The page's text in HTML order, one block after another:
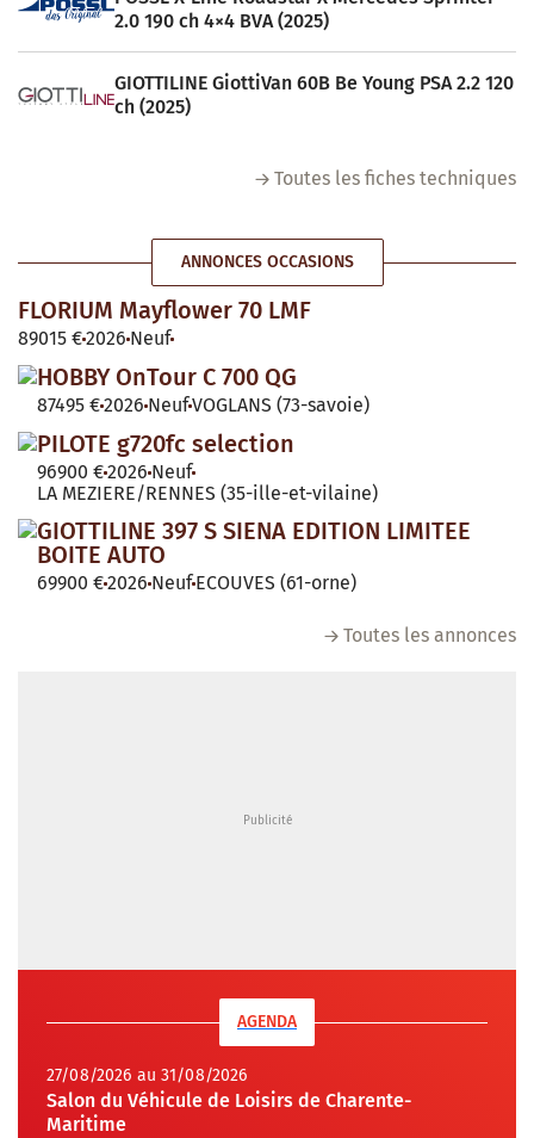
2.0 190 ch 4×4 BVA (2025)
GIOTTILINE GiottiVan 60B Be Young PSA 2.2 120
ch (2025)
Toutes les fiches techniques
ANNONCES OCCASIONS
FLORIUM Mayflower 70 LMF
89015 €2026 Neuf
HOBBY OnTour C 700 QG
87495 €2026 NeufVOGLANS (73-savoie)
PILOTE g720fc selection
96900 €2026 Neuf
LA MEZIERE/RENNES (35-ille-et-vilaine)
GIOTTILINE 397 S SIENA EDITION LIMITEE
BOITE AUTO
69900 €2026 Neuf ECOUVES (61-orne)
Toutes les annonces
AGENDA
27/08/2026 au 31/08/2026
Salon du Véhicule de Loisirs de Charente-
Maritime